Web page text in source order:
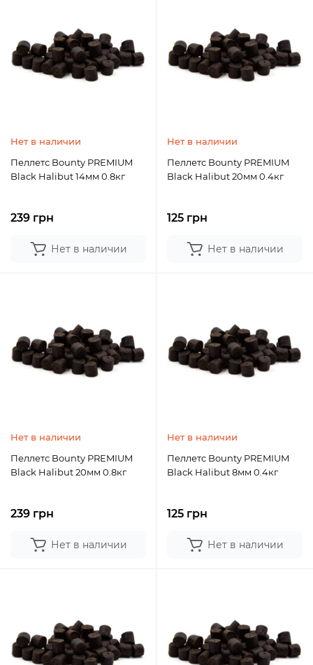
Нет в наличии
Пеллетс Bounty PREMIUM
Black Halibut 14мм 0.8кг
239 грн
Нет в наличии
Нет в наличии
Пеллетс Bounty PREMIUM
Black Halibut 20мм 0.4кг
125 грн
Нет в наличии
Нет в наличии
Пеллетс Bounty PREMIUM
Black Halibut 20мм 0.8кг
239 грн
Нет в наличии
Нет в наличии
Пеллетс Bounty PREMIUM
Black Halibut 8мм 0.4кг
125 грн
Нет в наличии